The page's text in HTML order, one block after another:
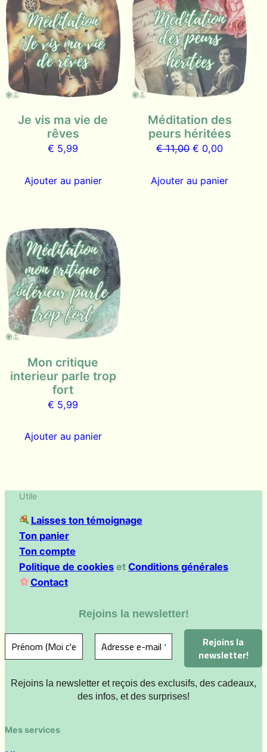
Je vis ma vie de
rêves
€ 5,99
Ajouter au panier
Méditation des
peurs héritées
€11,00 Le
initial
€ 0,00Le
actuel
Ajouter au panier
Mon critique
interieur parle trop
fort
€ 5,99
Ajouter au panier
Utile
Laisses ton témoignage
Ton panier
Ton compte
Politique de cookies et Conditions générales
Contact
Rejoins la newsletter!
Rejoins la newsletter et reçois des exclusifs, des cadeaux,
des infos, et des surprises!
Mes services